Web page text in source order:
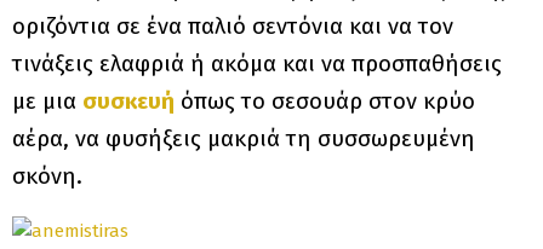
οριζόντια σε ένα παλιό σεντόνια και να τον
τινάξεις ελαφριά ή ακόμα και να προσπαθήσεις
με μια συσκευή όπως το σεσουάρ στον κρύο
αέρα, να φυσήξεις μακριά τη συσσωρευμένη
σκόνη.